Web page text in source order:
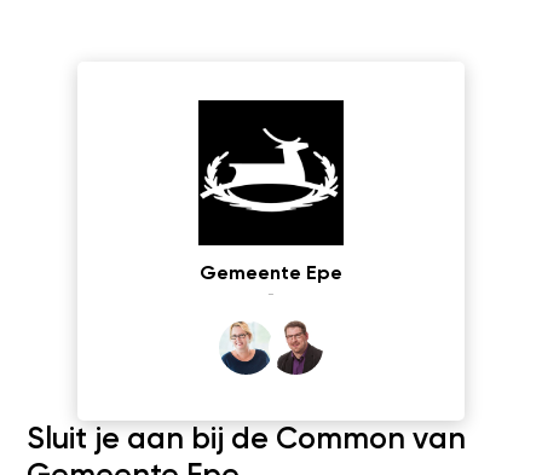
Gemeente Epe
-
Sluit je aan bij de Common van